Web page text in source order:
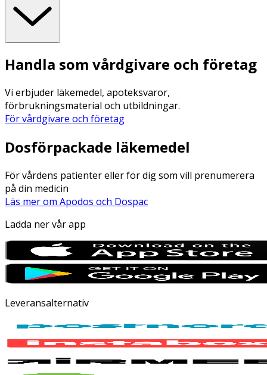
Handla som vårdgivare och företag
Vi erbjuder läkemedel, apoteksvaror,
förbrukningsmaterial och utbildningar.
För vårdgivare och företag
Dosförpackade läkemedel
För vårdens patienter eller för dig som vill prenumerera
på din medicin
Läs mer om Apodos och Dospac
Ladda ner vår app
Leveransalternativ